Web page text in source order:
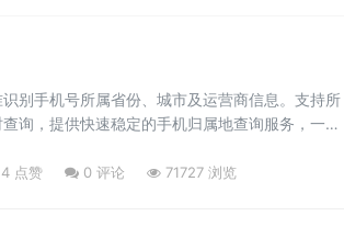
别手机号所属省份、城市及运营商信息。支持所
询，提供快速稳定的手机归属地查询服务，一键
4 点赞 0 评论 71727 浏览